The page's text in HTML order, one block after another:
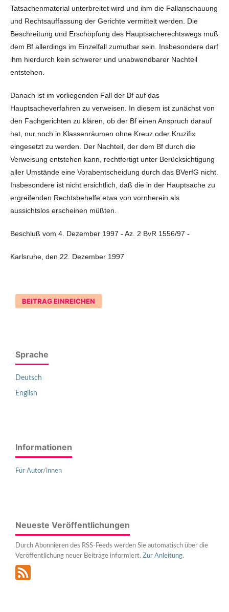
Tatsachenmaterial unterbreitet wird und ihm die Fallanschauung
und Rechtsauffassung der Gerichte vermittelt werden. Die
Beschreitung und Erschöpfung des Hauptsacherechtswegs muß
dem Bf allerdings im Einzelfall zumutbar sein. Insbesondere darf
ihm hierdurch kein schwerer und unabwendbarer Nachteil
entstehen.
Danach ist im vorliegenden Fall der Bf auf das
Hauptsacheverfahren zu verweisen. In diesem ist zunächst von
den Fachgerichten zu klären, ob der Bf einen Anspruch darauf
hat, nur noch in Klassenräumen ohne Kreuz oder Kruzifix
eingesetzt zu werden. Der Nachteil, der dem Bf durch die
Verweisung entstehen kann, rechtfertigt unter Berücksichtigung
aller Umstände eine Vorabentscheidung durch das BVerfG nicht.
Insbesondere ist nicht ersichtlich, daß die in der Hauptsache zu
ergreifenden Rechtsbehelfe etwa von vornherein als
aussichtslos erscheinen müßten.
Beschluß vom 4. Dezember 1997 - Az. 2 BvR 1556/97 -
Karlsruhe, den 22. Dezember 1997
BEITRAG EINREICHEN
Sprache
Deutsch
English
Informationen
Für Autor/innen
Neueste Veröffentlichungen
Durch Abonnieren des RSS-Feeds werden Sie automatisch über die
Veröffentlichung neuer Beiträge informiert. Zur Anleitung.